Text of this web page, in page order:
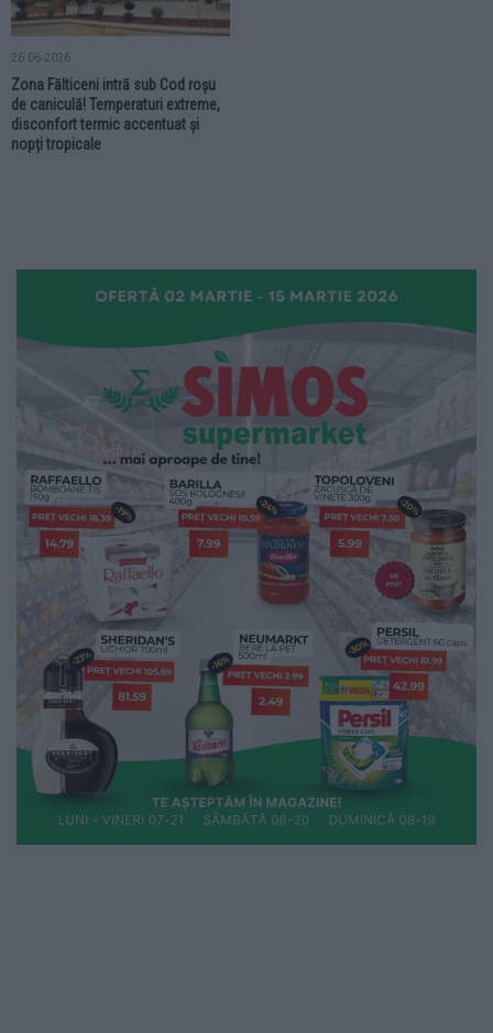
26.06.2026
Zona Fălticeni intră sub Cod roșu
de caniculă! Temperaturi extreme,
disconfort termic accentuat și
nopți tropicale